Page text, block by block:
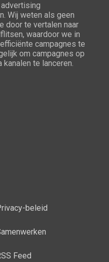
Wij weten als geen
door te vertalen naar
waardoor we in
campagnes te
om campagnes op
te lanceren.
beleid
Feed